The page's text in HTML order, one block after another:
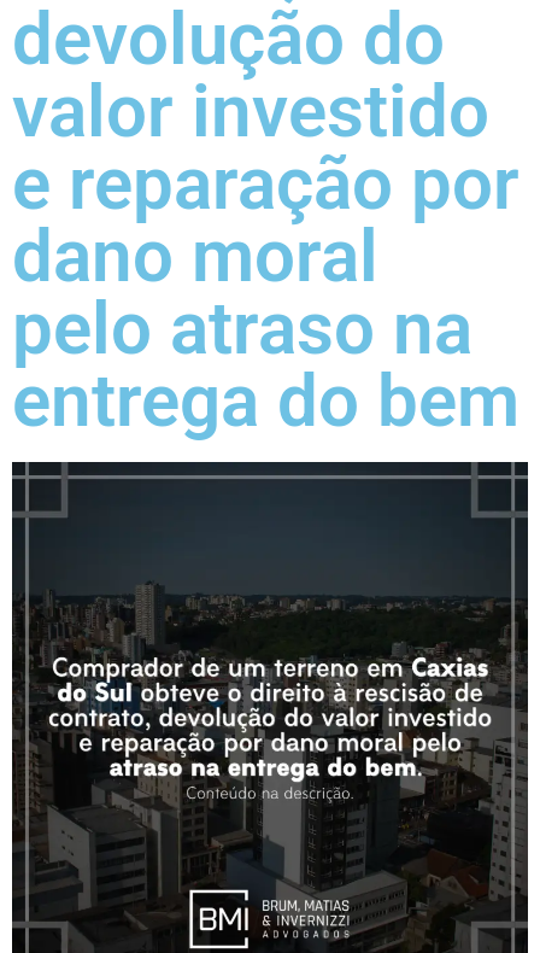
devolução do
valor investido
e reparação por
dano moral
pelo atraso na
entrega do bem